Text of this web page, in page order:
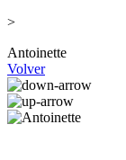
>
Antoinette
Volver